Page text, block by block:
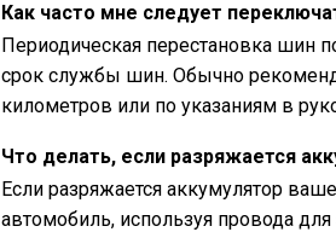
Как часто мне следует
Периодическая перестановка шин
срок службы шин. Обычно
километров или по указаниям в
Что делать, если разряжается
Если разряжается аккумулятор
автомобиль, используя провода